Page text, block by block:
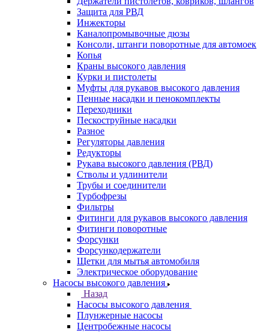
Защита для РВД
Инжекторы
Каналопромывочные дюзы
Консоли, штанги поворотные для автомоек
Копья
Краны высокого давления
Курки и пистолеты
Муфты для рукавов высокого давления
Пенные насадки и пенокомплекты
Переходники
Пескоструйные насадки
Разное
Регуляторы давления
Редукторы
Рукава высокого давления (РВД)
Стволы и удлинители
Трубы и соединители
Турбофрезы
Фильтры
Фитинги для рукавов высокого давления
Фитинги поворотные
Форсунки
Форсункодержатели
Щетки для мытья автомобиля
Электрическое оборудование
Насосы высокого давления
Назад
Насосы высокого давления
Плунжерные насосы
Центробежные насосы